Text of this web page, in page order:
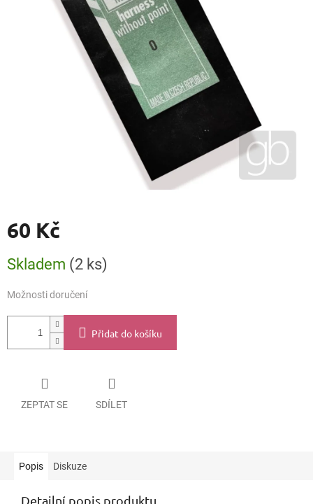
60 Kč
cena:
Skladem (2 ks)
Možnosti doručení
Přidat do košíku
ZEPTAT SE SDÍLET
Popis Diskuze
Detailní popis produktu